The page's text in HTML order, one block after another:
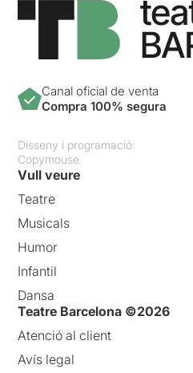
Canal oficial de venta
Compra 100% segura
Disseny i programació:
Copymouse
Vull veure
Teatre
Musicals
Humor
Infantil
Dansa
Teatre Barcelona ©2026
Atenció al client
Avís legal